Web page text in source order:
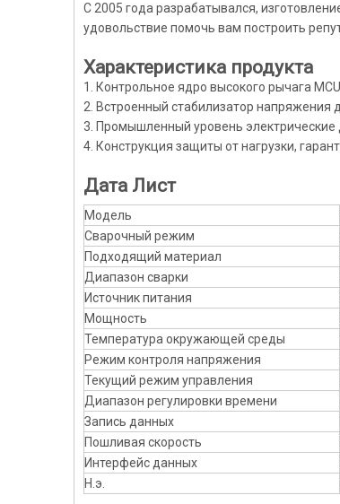
С 2005 года разрабатывался,
удовольствие помочь вам построить
Характеристика продукта
1. Контрольное ядро ​​высокого рычага
2. Встроенный стабилизатор напряжения
3. Промышленный уровень электрические
4. Конструкция защиты от нагрузки,
Дата Лист
Модель
Сварочный режим
Подходящий материал
Диапазон сварки
Источник питания
Мощность
Температура окружающей среды
Режим контроля напряжения
Текущий режим управления
Диапазон регулировки времени
Запись данных
Пошливая скорость
Интерфейс данных
Н.э.